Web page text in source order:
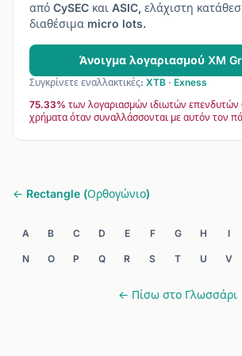
από CySEC και ASIC, ελάχιστη
διαθέσιμα micro lots.
Άνοιγμα λογαριασμού XM
Συγκρίνετε εναλλακτικές: XTB · Exness
75.33% των λογαριασμών ιδιωτών επενδυτών
χρήματα όταν συναλλάσσονται με αυτόν τον
← Rectangle (Ορθογώνιο)
A B C D E F G H I
N O P Q R S T U V
← Πίσω στο Γλωσσάρι